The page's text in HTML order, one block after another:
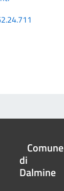
Comune
di
Dalmine